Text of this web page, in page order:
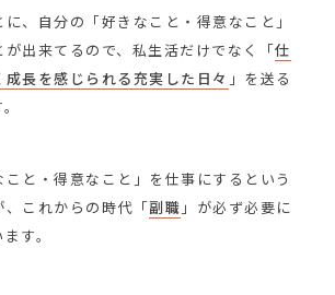
、自分の「好きなこと・得意なこと」
が出来てるので、私生活だけでなく「仕
長を感じられる充実した日々 」を送る
と・得意なこと」を仕事にするという
、これからの時代「副職 」が必ず必要に
す。